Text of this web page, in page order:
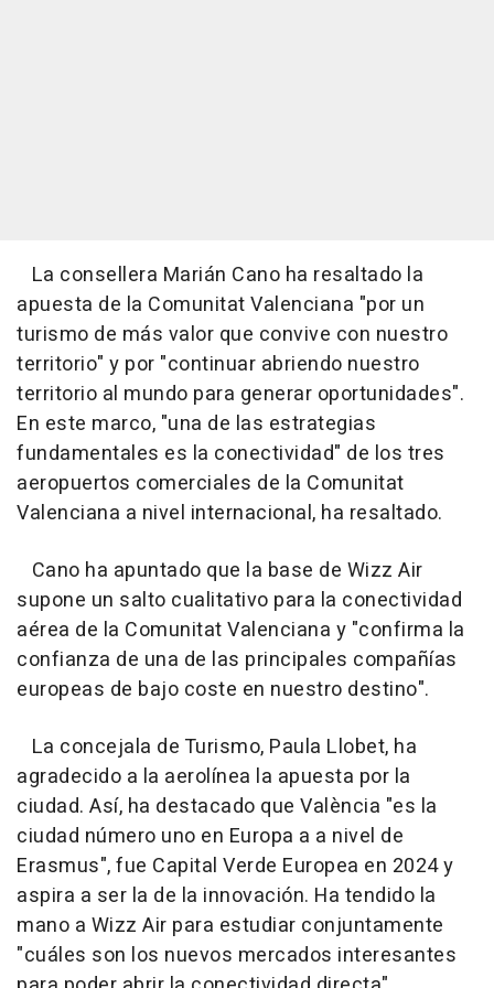
La consellera Marián Cano ha resaltado la
apuesta de la Comunitat Valenciana "por un
turismo de más valor que convive con nuestro
territorio" y por "continuar abriendo nuestro
territorio al mundo para generar oportunidades".
En este marco, "una de las estrategias
fundamentales es la conectividad" de los tres
aeropuertos comerciales de la Comunitat
Valenciana a nivel internacional, ha resaltado.
Cano ha apuntado que la base de Wizz Air
supone un salto cualitativo para la conectividad
aérea de la Comunitat Valenciana y "confirma la
confianza de una de las principales compañías
europeas de bajo coste en nuestro destino".
La concejala de Turismo, Paula Llobet, ha
agradecido a la aerolínea la apuesta por la
ciudad. Así, ha destacado que València "es la
ciudad número uno en Europa a a nivel de
Erasmus", fue Capital Verde Europea en 2024 y
aspira a ser la de la innovación. Ha tendido la
mano a Wizz Air para estudiar conjuntamente
"cuáles son los nuevos mercados interesantes